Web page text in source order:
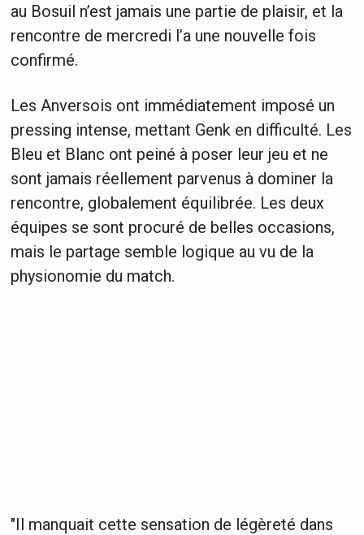
au Bosuil n’est jamais une partie de plaisir, et la
rencontre de mercredi l’a une nouvelle fois
confirmé.
Les Anversois ont immédiatement imposé un
pressing intense, mettant Genk en difficulté. Les
Bleu et Blanc ont peiné à poser leur jeu et ne
sont jamais réellement parvenus à dominer la
rencontre, globalement équilibrée. Les deux
équipes se sont procuré de belles occasions,
mais le partage semble logique au vu de la
physionomie du match.
"Il manquait cette sensation de légèreté dans